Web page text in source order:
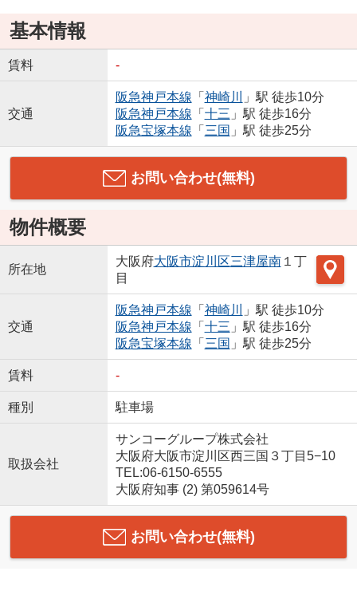
基本情報
賃料 -
交通
阪急神戸本線 「 神崎川
」駅 徒歩10分
阪急神戸本線 「 十三 」駅 徒歩16分
阪急宝塚本線 「 三国 」駅 徒歩25分
お問い合わせ(無料)
物件概要
所在地
大阪府大阪市淀川区三津屋南１丁
目
交通
阪急神戸本線 「 神崎川
」駅 徒歩10分
阪急神戸本線 「 十三 」駅 徒歩16分
阪急宝塚本線 「 三国 」駅 徒歩25分
賃料 -
種別 駐車場
取扱会社
サンコーグループ株式会社
大阪府大阪市淀川区西三国３丁目5−10
TEL:06-6150-6555
大阪府知事 (2) 第059614号
お問い合わせ(無料)